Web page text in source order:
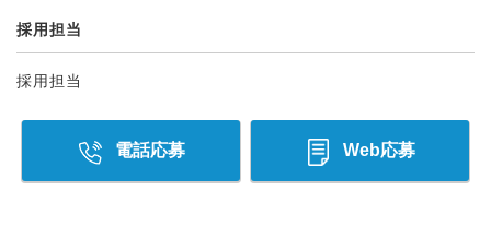
採用担当
採用担当
電話応募 Web応募